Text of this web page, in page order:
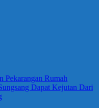
Pekarangan Rumah
Dapat Kejutan Dari